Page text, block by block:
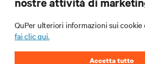
AZIENDA
QuPer ulteriori informazioni sui cookie
fai clic qui.
Accetta tutto